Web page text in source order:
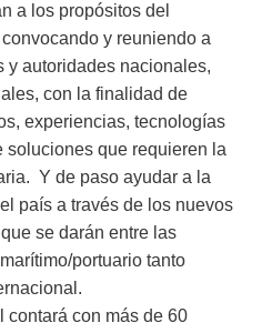
a los propósitos del
y reuniendo a
y autoridades nacionales,
con la finalidad de
experiencias, tecnologías
soluciones que requieren la
Y de paso ayudar a la
país a través de los nuevos
se darán entre las
portuario tanto
contará con más de 60